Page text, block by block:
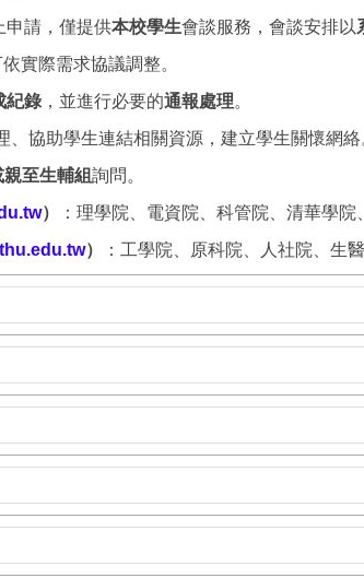
申請，僅提供本校學生會談服務，會談安排以
依實際需求協議調整。
紀錄 ，並進行必要的通報處理。
、協助學生連結相關資源，建立學生關懷網絡
至生輔組詢問。
）
：理學院、電資院、科管院、清華學院
） ：工學院、原科院、人社院、生